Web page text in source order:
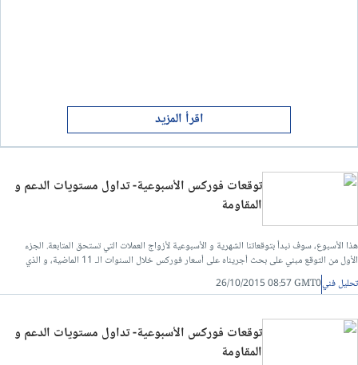
اقرأ المزيد
توقعات فوركس الأسبوعية- تداول مستويات الدعم و
المقاومة
هذا الأسبوع، سوف نبدأ بتوقعاتنا الشهرية و الأسبوعية لأزواج العملات التي تستحق المتابعة. الجزء
الأول من التوقع مبني على بحث أجريناه على أسعار فوركس خلال السنوات الـ 11 الماضية، و الذي
يظهر بأن المنهجيات التالية أعطت جميعها نتائج مربحة
تحليل فني26/10/2015 08:57 GMT0
توقعات فوركس الأسبوعية- تداول مستويات الدعم و
المقاومة